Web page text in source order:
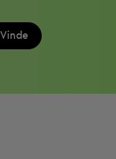
Vinde